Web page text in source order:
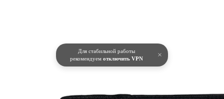
Для стабильной работы
рекомендуем отключить VPN ×